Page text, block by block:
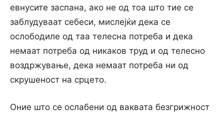
евнусите заспана, ако не од тоа што тие се
заблудуваат себеси, мислејќи дека се
ослободиле од таа телесна потреба и дека
немаат потреба од никаков труд и од телесно
воздржување, дека немаат потреба ни од
скрушеност на срцето.
Оние што се ослабени од ваквата безгрижност